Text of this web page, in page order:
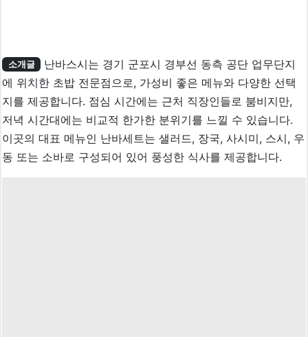
소개글
난바스시는 경기 군포시 경부선 동측 공단 업무단지
에 위치한 초밥 전문점으로, 가성비 좋은 메뉴와 다양한 선택
지를 제공합니다. 점심 시간에는 근처 직장인들로 붐비지만,
저녁 시간대에는 비교적 한가한 분위기를 느낄 수 있습니다.
이곳의 대표 메뉴인 난바세트는 샐러드, 장국, 사시미, 스시, 우
동 또는 소바로 구성되어 있어 풍성한 식사를 제공합니다.